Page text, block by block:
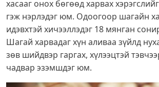
хасааг онох бөгөөд харвах
гэж нэрлэдэг юм. Одоогоор шагайн
идэвхтэй хичээллэдэг 18 мянган
Шагай харвадаг хүн аливаа зүйлд
зөв шийдвэр гаргах, хүлээцтэй
чадвар эзэмшдэг юм.